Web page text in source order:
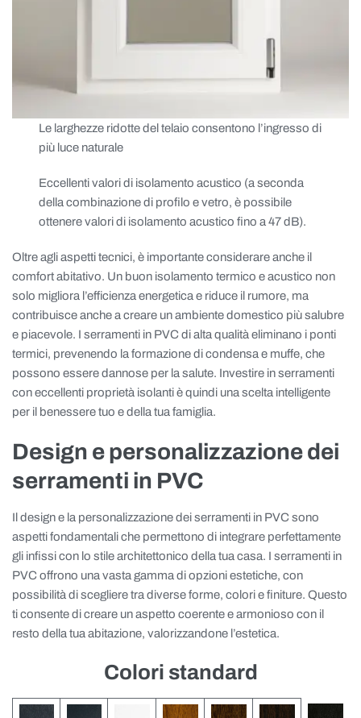
Le larghezze ridotte del telaio consentono l’ingresso di
più luce naturale
Eccellenti valori di isolamento acustico (a seconda
della combinazione di profilo e vetro, è possibile
ottenere valori di isolamento acustico fino a 47 dB).
Oltre agli aspetti tecnici, è importante considerare anche il
comfort abitativo. Un buon isolamento termico e acustico non
solo migliora l’efficienza energetica e riduce il rumore, ma
contribuisce anche a creare un ambiente domestico più salubre
e piacevole. I serramenti in PVC di alta qualità eliminano i ponti
termici, prevenendo la formazione di condensa e muffe, che
possono essere dannose per la salute. Investire in serramenti
con eccellenti proprietà isolanti è quindi una scelta intelligente
per il benessere tuo e della tua famiglia.
Design e personalizzazione dei
serramenti in PVC
Il design e la personalizzazione dei serramenti in PVC sono
aspetti fondamentali che permettono di integrare perfettamente
gli infissi con lo stile architettonico della tua casa. I serramenti in
PVC offrono una vasta gamma di opzioni estetiche, con
possibilità di scegliere tra diverse forme, colori e finiture. Questo
ti consente di creare un aspetto coerente e armonioso con il
resto della tua abitazione, valorizzandone l’estetica.
Colori standard